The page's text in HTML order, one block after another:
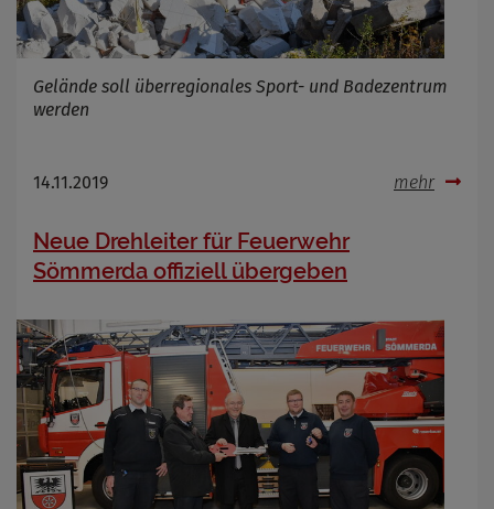
Gelände soll überregionales Sport- und Badezentrum
werden
14.11.2019 mehr
Neue Drehleiter für Feuerwehr
Sömmerda offiziell übergeben